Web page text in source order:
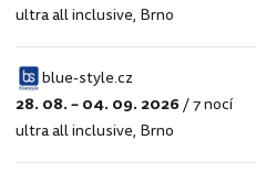
style.cz
ultra all inclusive, Brno
blue-
style.cz
blue-style.cz
28. 08. – 04. 09. 2026/7 nocí
ultra all inclusive, Brno